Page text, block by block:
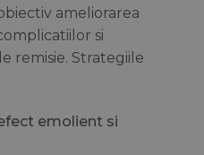
ameliorarea
si
remisie. Strategiile
emolient si